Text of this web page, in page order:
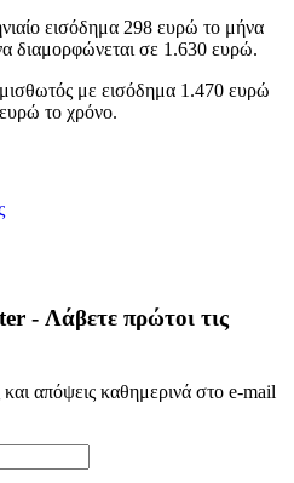
εισόδημα 298 ευρώ το μήνα
διαμορφώνεται σε 1.630 ευρώ.
με εισόδημα 1.470 ευρώ
το χρόνο.
- Λάβετε πρώτοι τις
και απόψεις καθημερινά στο e-mail